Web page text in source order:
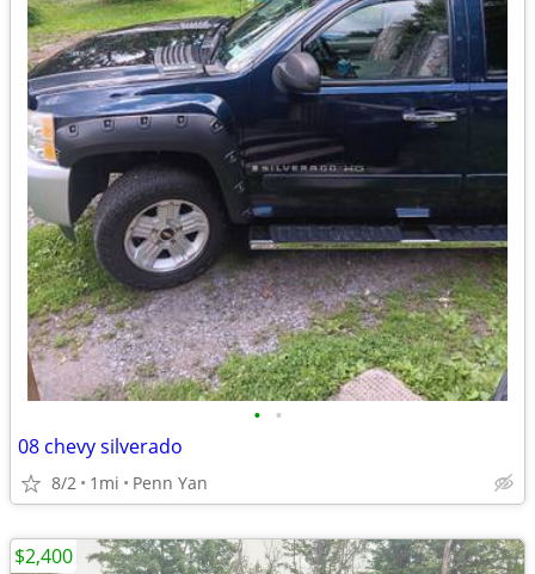
• •
08 chevy silverado
8/2 1mi Penn Yan
$2,400